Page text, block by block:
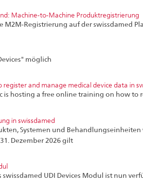
Machine-to-Machine Produktregistrierung
M2M-Registrierung auf der swissdamed
möglich
and manage medical device data in
is hosting a free online training on how to
in swissdamed
Systemen und
Dezember 2026 gilt
swissdamed UDI Devices Modul ist nun